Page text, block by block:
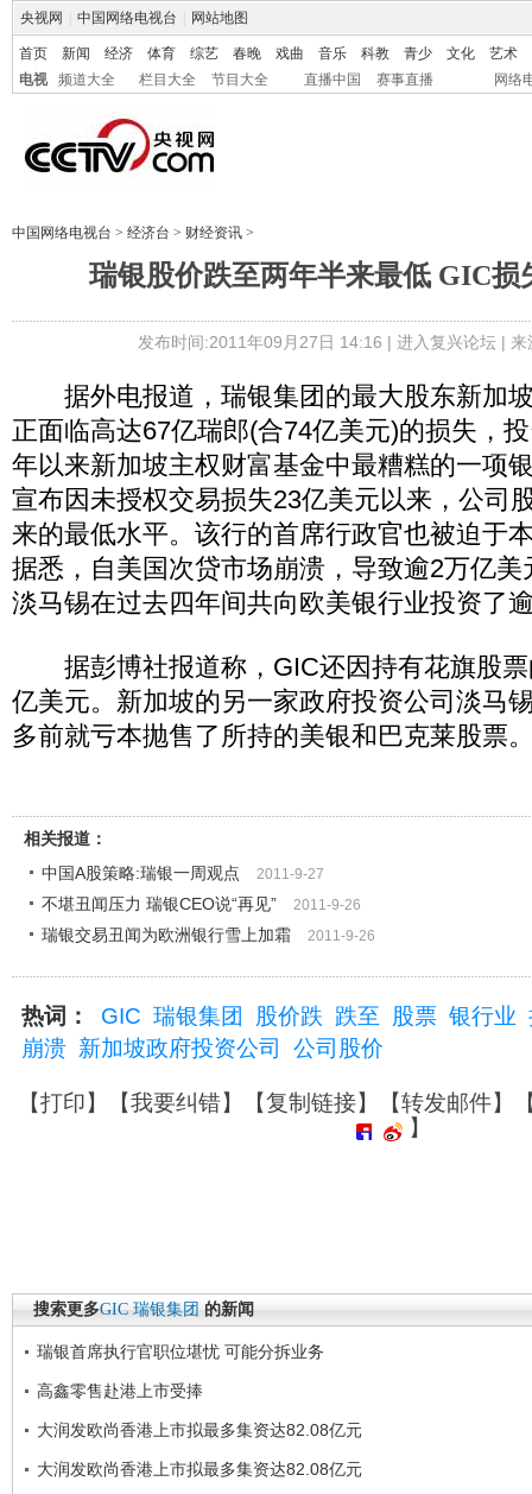
央视网 中国网络电视台 网站地图
首页 新闻 经济 体育 综艺 春晚 戏曲 音乐 科教 青少 文化
艺术
电视
频道大全 栏目大全 节目大全 直播中国 赛事直播 网络
中国网络电视台 > 经济台 > 财经资讯 >
瑞银股价跌至两年半来最低 GIC损
发布时间:2011年09月27日 14:16 | 进入复兴论坛| 来
据外电报道，瑞银集团的最大股东新加
正面临高达67亿瑞郎(合74亿美元)的损失，
年以来新加坡主权财富基金中最糟糕的一项
宣布因未授权交易损失23亿美元以来，公司
来的最低水平。该行的首席行政官也被迫于
据悉，自美国次贷市场崩溃，导致逾2万亿
淡马锡在过去四年间共向欧美银行业投资了
据彭博社报道称，GIC还因持有花旗股票
亿美元。新加坡的另一家政府投资公司淡马
多前就亏本抛售了所持的美银和巴克莱股票
相关报道：
中国A股策略:瑞银一周观点
2011-9-27
不堪丑闻压力 瑞银CEO说“再见” 2011-9-26
瑞银交易丑闻为欧洲银行雪上加霜 2011-9-26
热词： GIC 瑞银集团 股价跌 跌至 股票 银行业
崩溃 新加坡政府投资公司 公司股价
【打印】【我要纠错】【复制链接】【转发邮件】
】
搜索更多GIC 瑞银集团 的新闻
瑞银首席执行官职位堪忧 可能分拆业务
高鑫零售赴港上市受捧
大润发欧尚香港上市拟最多集资达82.08亿元
大润发欧尚香港上市拟最多集资达82.08亿元